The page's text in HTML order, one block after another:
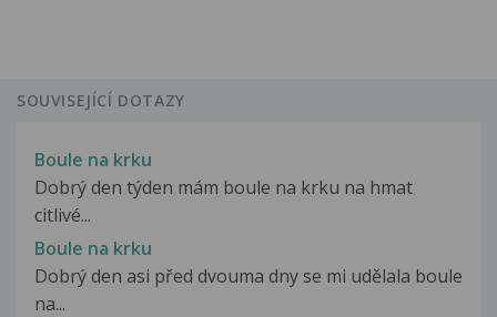
SOUVISEJÍCÍ DOTAZY
Boule na krku
Dobrý den týden mám boule na krku na hmat
citlivé...
Boule na krku
Dobrý den asi před dvouma dny se mi udělala boule
na...